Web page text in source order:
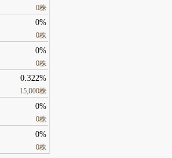
0株
0%
0株
0%
0株
0.322%
15,000株
0%
0株
0%
0株